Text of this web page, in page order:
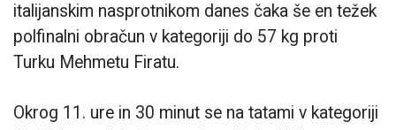
italijanskim nasprotnikom danes čaka še en težek
polfinalni obračun v kategoriji do 57 kg proti
Turku Mehmetu Firatu.
Okrog 11. ure in 30 minut se na tatami v kategoriji